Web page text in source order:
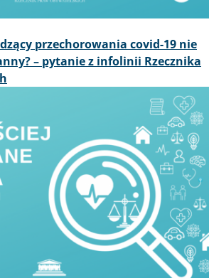
przechorowania covid-19 nie
– pytanie z infolinii Rzecznika